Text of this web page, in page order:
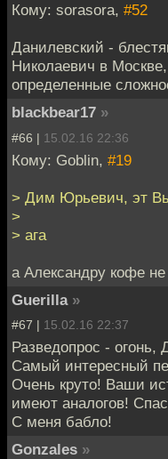
Кому: sorasora, #52
Данилевский -
Николаевич в
определенные
blackbear17 »
#66 | 15.02.16 22:36
Кому: Goblin, #19
> Дим Юрьевич, эт
>
> ага
а Александру кофе
Guerilla »
#67 | 15.02.16 22:37
Разведопрос -
Самый интересный
Очень круто! Ваши
имеют аналогов!
С меня бабло!
Gonzales »